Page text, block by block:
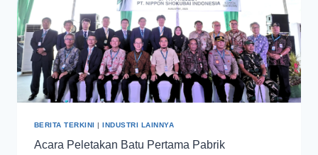
BERITA TERKINI |INDUSTRI LAINNYA
Acara Peletakan Batu Pertama Pabrik